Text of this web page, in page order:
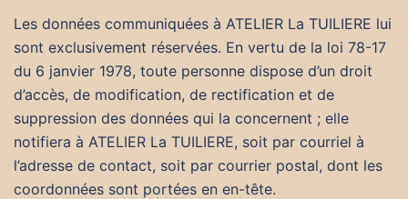
Les données communiquées à ATELIER La TUILIERE lui
sont exclusivement réservées. En vertu de la loi 78-17
du 6 janvier 1978, toute personne dispose d’un droit
d’accès, de modification, de rectification et de
suppression des données qui la concernent ; elle
notifiera à ATELIER La TUILIERE, soit par courriel à
l’adresse de contact, soit par courrier postal, dont les
coordonnées sont portées en en-tête.